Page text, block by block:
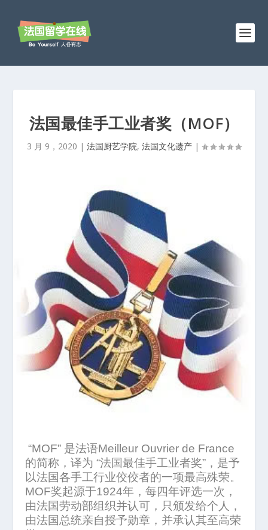
法国最佳手工业者奖（MOF）
3 月 9，2020 | 法国厨艺学院, 法国文化遗产 |
“MOF” 是法语Meilleur Ouvrier de France
的简称，译为 “法国最佳手工业者奖” ，是予
以法国各手工行业佼佼者的一项最高殊荣。
MOF奖起源于1924年，每四年评选一次，
由法国劳动部组织并认可，只颁发给个人，
由法国总统亲自授予勋章，并承认其至高荣